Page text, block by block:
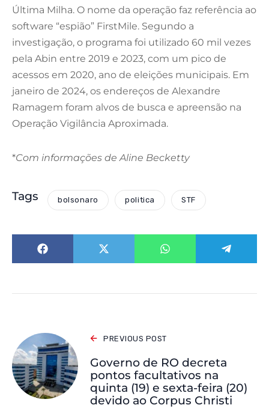
Última Milha. O nome da operação faz referência ao
software “espião” FirstMile. Segundo a
investigação, o programa foi utilizado 60 mil vezes
pela Abin entre 2019 e 2023, com um pico de
acessos em 2020, ano de eleições municipais. Em
janeiro de 2024, os endereços de Alexandre
Ramagem foram alvos de busca e apreensão na
Operação Vigilância Aproximada.
*Com informações de Aline Becketty
Tags bolsonaro politica STF
PREVIOUS POST
Governo de RO decreta
pontos facultativos na
quinta (19) e sexta-feira (20)
devido ao Corpus Christi